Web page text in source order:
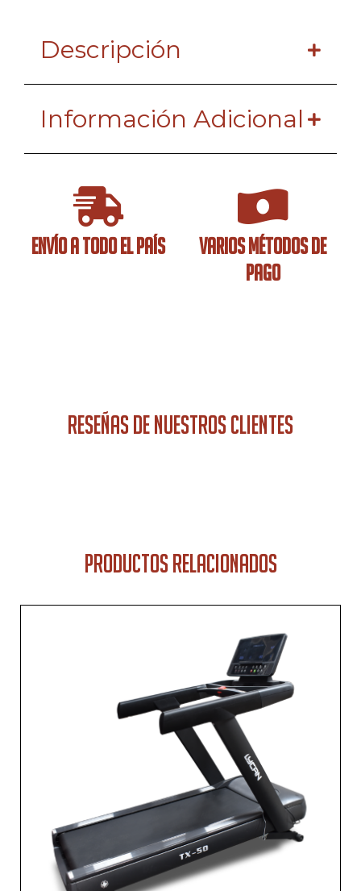
ENVÍO A TODO EL PAÍS
VARIOS MÉTODOS DE
PAGO
Descripción
Información Adicional
RESEÑAS DE NUESTROS CLIENTES
PRODUCTOS RELACIONADOS